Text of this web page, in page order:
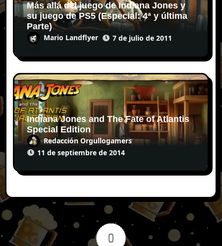
Más allá del juego de Indiana Jones y
su juego de PS5 (Especial: 4ª y última
Parte)
Mario Landflyer 7 de julio de 2011
Indiana Jones and The Fate of Atlantis
Special Edition
Redacción Orgullogamers
11 de septiembre de 2014
0